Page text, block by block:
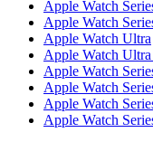
Apple Watch
Apple Watch
Apple Watch Ultra
Apple Watch Ultra
Apple Watch
Apple Watch
Apple Watch
Apple Watch